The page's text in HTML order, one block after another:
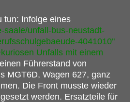
tun: Infolge eines
saale/unfall-bus-neustadt-
4041010"
Unfalls mit einem
Führerstand von
MGT6D, Wagen 627, ganz
Die Front musste wieder
werden. Ersatzteile für